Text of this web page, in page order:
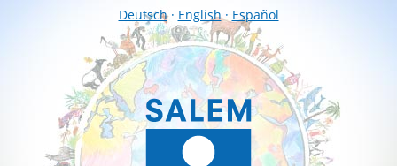
Deutsch· English· Español